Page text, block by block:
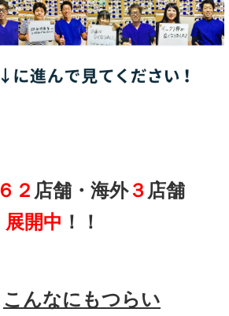
６２ 店舗・海外３ 店舗
展開中 ！！
こんなにもつらい